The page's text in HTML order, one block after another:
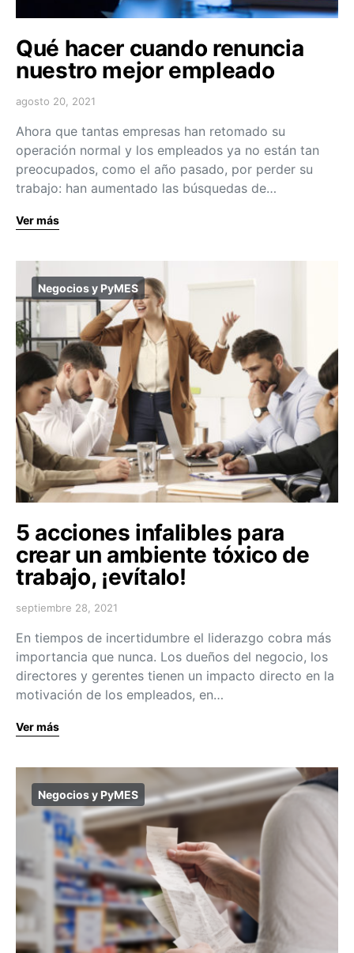
Qué hacer cuando renuncia
nuestro mejor empleado
agosto 20, 2021
Ahora que tantas empresas han retomado su
operación normal y los empleados ya no están tan
preocupados, como el año pasado, por perder su
trabajo: han aumentado las búsquedas de…
Ver más
Negocios y PyMES
5 acciones infalibles para
crear un ambiente tóxico de
trabajo, ¡evítalo!
septiembre 28, 2021
En tiempos de incertidumbre el liderazgo cobra más
importancia que nunca. Los dueños del negocio, los
directores y gerentes tienen un impacto directo en la
motivación de los empleados, en…
Ver más
Negocios y PyMES